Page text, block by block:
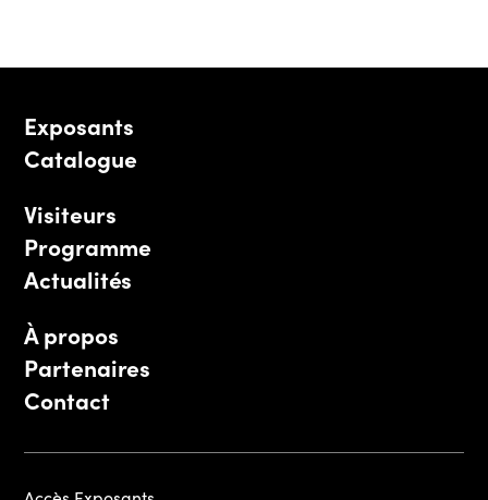
Exposants
Catalogue
Visiteurs
Programme
Actualités
À propos
Partenaires
Contact